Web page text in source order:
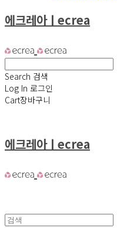
에크레아ㅣecrea
Search 검색
Log In 로그인
Cart장바구니
에크레아ㅣecrea